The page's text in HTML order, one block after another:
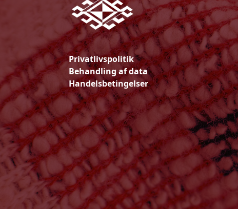
Privatlivspolitik
Behandling af data
Handelsbetingelser